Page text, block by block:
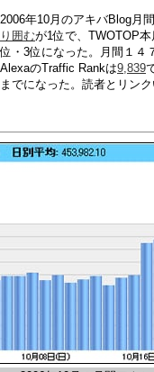
2006年10月のアキバBlog月
り囲むが1位で、TWOTOP
位・3位になった。月間１４
AlexaのTraffic Rankは9,839
までになった。読者とリン